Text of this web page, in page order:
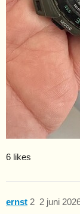
6 likes
ernst 2 juni
2